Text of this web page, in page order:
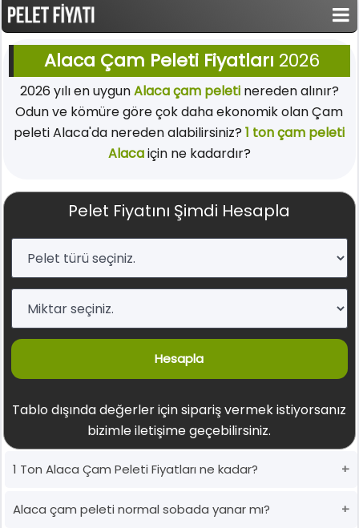
Alaca Çam Peleti Fiyatları 2026
2026 yılı en uygunAlaca çam peletinereden alınır?
Odun ve kömüre göre çok daha ekonomik olan Çam
peleti Alaca'da nereden alabilirsiniz?1 ton çam peleti
Alacaiçin ne kadardır?
Pelet Fiyatını Şimdi Hesapla
Hesapla
Tablo dışında değerler için sipariş vermek istiyorsanız
bizimle iletişime geçebilirsiniz.
1 Ton Alaca Çam Peleti Fiyatları ne kadar?
Alaca çam peleti normal sobada yanar mı?